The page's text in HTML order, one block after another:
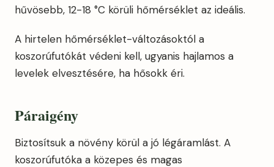
hűvösebb, 12-18 °C körüli hőmérséklet az ideális.
A hirtelen hőmérséklet-változásoktól a
koszorúfutókát védeni kell, ugyanis hajlamos a
levelek elvesztésére, ha hősokk éri.
Páraigény
Biztosítsuk a növény körül a jó légáramlást. A
koszorúfutóka a közepes és magas